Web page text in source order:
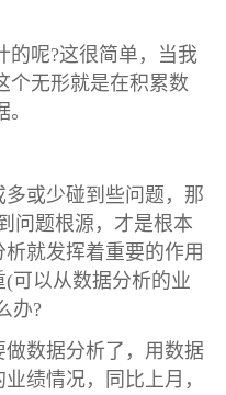
的呢?这很简单，当我
个无形就是在积累数
或少碰到些问题，那
问题根源，才是根本
就发挥着重要的作用
可以从数据分析的业
办?
数据分析了，用数据
绩情况，同比上月，